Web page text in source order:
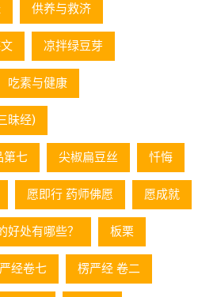
供养与救济
凉拌绿豆芽
吃素与健康
昧经)
第七 尖椒扁豆丝 忏悔
愿即行 药师佛愿 愿成就
好处有哪些？ 板栗
经卷七 楞严经 卷二